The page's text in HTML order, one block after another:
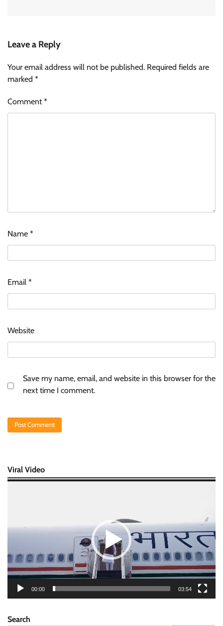
Leave a Reply
Your email address will not be published. Required fields are
marked *
Comment*
Name *
Email *
Website
Save my name, email, and website in this browser for the
next time I comment.
Viral Video
00:00 03:54
Search